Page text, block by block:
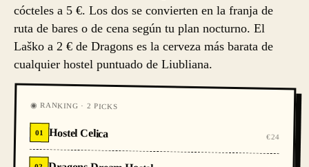
cócteles a 5 €. Los dos se convierten en la franja de
ruta de bares o de cena según tu plan nocturno. El
Laško a 2 € de Dragons es la cerveza más barata de
cualquier hostel puntuado de Liubliana.
◉ RANKING · 2 PICKS
01 Hostel Celica €24